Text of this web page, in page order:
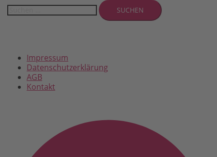
Suchen
nach:
Impressum
Datenschutzerklärung
AGB
Kontakt